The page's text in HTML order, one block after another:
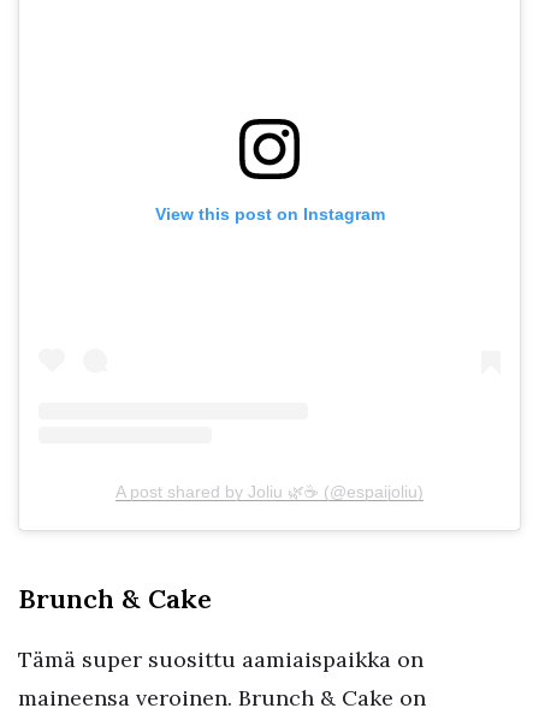
View this post on Instagram
A post shared by Joliu 🌿☕️ (@espaijoliu)
Brunch & Cake
Tämä super suosittu aamiaispaikka on
maineensa veroinen. Brunch & Cake on